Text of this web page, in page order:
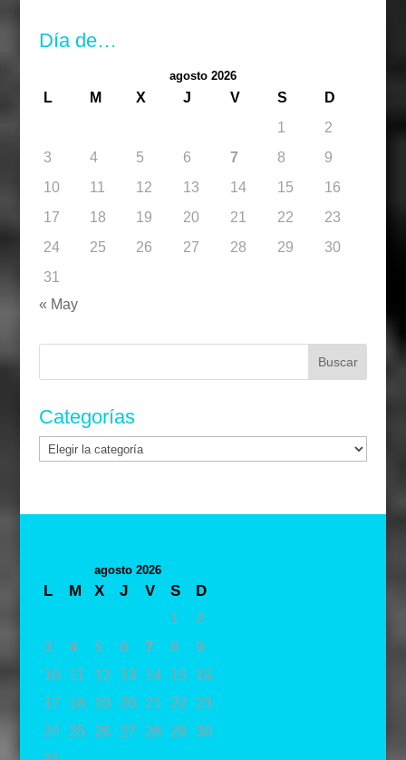
Día de…
agosto 2026
L M X J V S
D
1
2
3
4 5 6 7 8
9
10
11 12 13 14 15
16
17
18 19 20 21 22
23
24
25 26 27 28 29
30
31
« May
Buscar:
Categorías
Categorías
agosto 2026
L M X J V S
D
1
2
3
4 5 6 7 8
9
10
11 12 13 14 15
16
17
18 19 20 21 22
23
24
25 26 27 28 29 30